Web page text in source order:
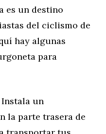
es un destino
del ciclismo de
hay algunas
para
Instala un
la parte trasera de